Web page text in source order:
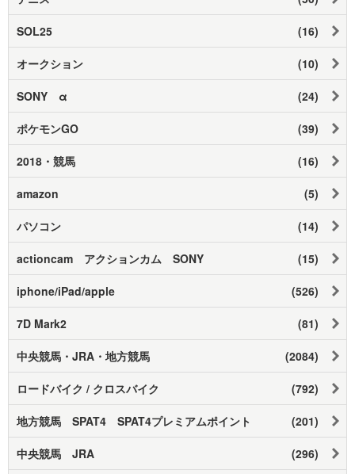
SOL25 (16)
オークション (10)
SONY α (24)
ポケモンGO (39)
2018・競馬 (16)
amazon (5)
パソコン (14)
actioncam アクションカム SONY (15)
iphone/iPad/apple (526)
7D Mark2 (81)
中央競馬・JRA・地方競馬 (2084)
ロードバイク / クロスバイク (792)
地方競馬 SPAT4 SPAT4プレミアムポイント (201)
中央競馬 JRA (296)